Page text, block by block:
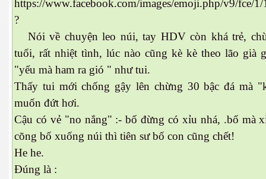
?
Nói về chuyện leo núi, tay HDV còn khá trẻ,
tuổi, rất nhiệt tình, lúc nào cũng kè kè theo lão già
"yếu mà ham ra gió " như tui.
Thấy tui mới chống gậy lên chừng 30 bậc đá mà
muốn đứt hơi.
Cậu có vẻ "no nắng" :- bố đừng có xỉu nhá, .bố mà
cõng bố xuống núi thì tiên sư bố con cũng chết!
He he.
Đúng là :